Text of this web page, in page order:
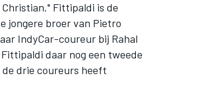
Fittipaldi is de
jongere broer van Pietro
IndyCar-coureur bij Rahal
daar nog een tweede
drie coureurs heeft